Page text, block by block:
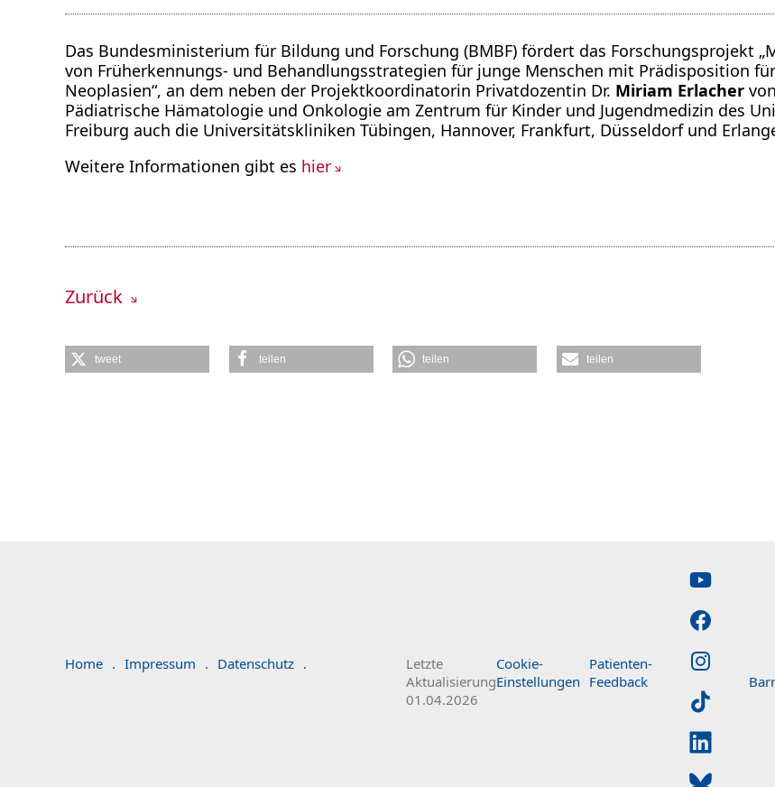
Das Bundesministerium für Bildung und Forschung (BMBF) fördert das Forschungsprojekt
von Früherkennungs- und Behandlungsstrategien für junge Menschen mit Prädisposition
Neoplasien“, an dem neben der Projektkoordinatorin Privatdozentin Dr. Miriam Erlacher
Pädiatrische Hämatologie und Onkologie am Zentrum für Kinder und Jugendmedizin des
Freiburg auch die Universitätskliniken Tübingen, Hannover, Frankfurt, Düsseldorf und
Weitere Informationen gibt es hier
Zurück
tweet teilen teilen teilen
Home . Impressum . Datenschutz .
Letzte
Aktualisierung
01.04.2026
Cookie-
Einstellungen
Patienten-
Feedback